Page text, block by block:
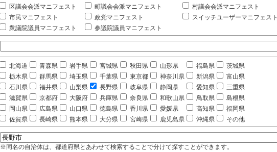
区議会会派マニフェスト
町議会会派マニフェスト
村議会会派マニフェスト
市民マニフェスト
政党マニフェスト
スイッチユーザーマニフェスト
衆議院議員マニフェスト
参議院議員マニフェスト
北海道 青森県 岩手県 宮城県 秋田県 山形県 福島県
茨城県
栃木県
群馬県 埼玉県 千葉県 東京都 神奈川県 新潟県
富山県
石川県
福井県 山梨県 長野県 岐阜県 静岡県 愛知県
三重県
滋賀県
京都府 大阪府 兵庫県 奈良県 和歌山県 鳥取県
島根県
岡山県
広島県 山口県 徳島県 香川県 愛媛県 高知県
福岡県
佐賀県
長崎県 熊本県 大分県 宮崎県 鹿児島県 沖縄県 その他
※同名の自治体は、都道府県とあわせて検索することで分けて探すことができます。